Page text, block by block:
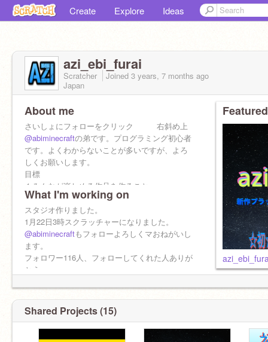
Create Explore Ideas
azi_ebi_furai
Scratcher Joined 3 years, 7 months ago
Japan
About me
さいしょにフォローをクリック 右斜め上
@abiminecraftの弟です。プログラミング初心者
です。よくわからないことが多いですが、よろ
しくお願いします。
目標
１みんなが楽しめる作品を作ること
２いつでも楽しく活動すること
星とハートお願いします。
フォローもお願いします。フォロバします。
荒らしにあたることはしないでください。
これからよろしくお願いします。
What I'm working on
スタジオ作りました。
1月22日3時スクラッチャーになりました。
@abiminecraftもフォローよろしくマおねがいし
ます。
フォロワー116人、フォローしてくれた人ありが
とう。
ね。
↓すたじお↓https://scratch.mit.edu/studios
Shared Projects (15)